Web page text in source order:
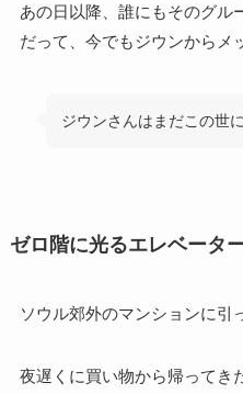
あの日以降、誰にもそのグ
だって、今でもジウンからメ
ジウンさんはまだこの世
ゼロ階に光るエレベータ
ソウル郊外のマンションに引
夜遅くに買い物から帰ってき